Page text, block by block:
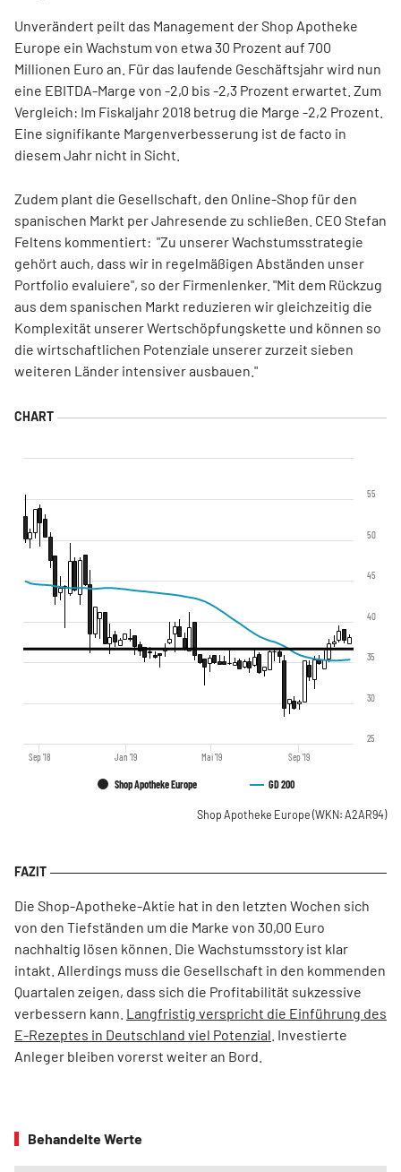
Unverändert peilt das Management der Shop Apotheke
Europe ein Wachstum von etwa 30 Prozent auf 700
Millionen Euro an. Für das laufende Geschäftsjahr wird nun
eine EBITDA-Marge von -2,0 bis -2,3 Prozent erwartet. Zum
Vergleich: Im Fiskaljahr 2018 betrug die Marge -2,2 Prozent.
Eine signifikante Margenverbesserung ist de facto in
diesem Jahr nicht in Sicht.
Zudem plant die Gesellschaft, den Online-Shop für den
spanischen Markt per Jahresende zu schließen. CEO Stefan
Feltens kommentiert: "Zu unserer Wachstumsstrategie
gehört auch, dass wir in regelmäßigen Abständen unser
Portfolio evaluiere", so der Firmenlenker. "Mit dem Rückzug
aus dem spanischen Markt reduzieren wir gleichzeitig die
Komplexität unserer Wertschöpfungskette und können so
die wirtschaftlichen Potenziale unserer zurzeit sieben
weiteren Länder intensiver ausbauen."
Shop Apotheke Europe GD 200
Sep '18 Jan '19 Mai '19 Sep '19
25
30
35
40
45
50
55
Shop Apotheke Europe (WKN: A2AR94)
Die Shop-Apotheke-Aktie hat in den letzten Wochen sich
von den Tiefständen um die Marke von 30,00 Euro
nachhaltig lösen können. Die Wachstumsstory ist klar
intakt. Allerdings muss die Gesellschaft in den kommenden
Quartalen zeigen, dass sich die Profitabilität sukzessive
verbessern kann. Langfristig verspricht die Einführung des
E-Rezeptes in Deutschland viel Potenzial . Investierte
Anleger bleiben vorerst weiter an Bord.
Behandelte Werte